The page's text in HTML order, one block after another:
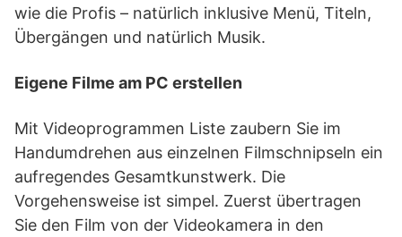
wie die Profis – natürlich inklusive Menü, Titeln,
Übergängen und natürlich Musik.
Eigene Filme am PC erstellen
Mit Videoprogrammen Liste zaubern Sie im
Handumdrehen aus einzelnen Filmschnipseln ein
aufregendes Gesamtkunstwerk. Die
Vorgehensweise ist simpel. Zuerst übertragen
Sie den Film von der Videokamera in den